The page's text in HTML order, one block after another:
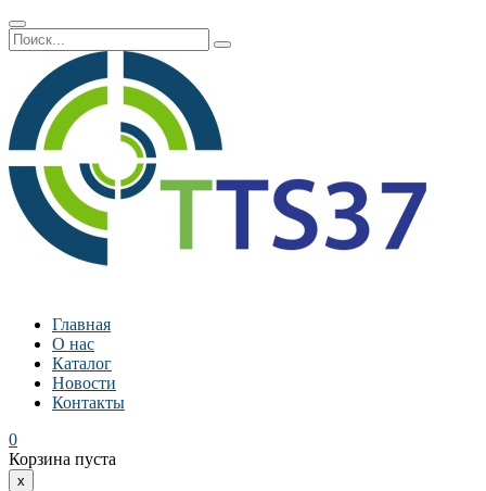
Главная
О нас
Каталог
Новости
Контакты
0
Корзина пуста
x